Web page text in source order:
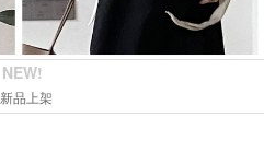
NEW!
新品上架